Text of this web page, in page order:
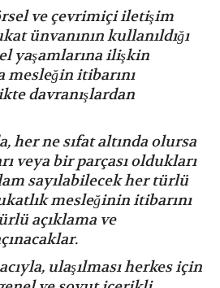
ve çevrimiçi iletişim
ünvanının kullanıldığı
yaşamlarına ilişkin
mesleğin itibarını
davranışlardan
her ne sıfat altında olursa
veya bir parçası oldukları
sayılabilecek her türlü
mesleğinin itibarını
açıklama ve
ulaşılması herkes için